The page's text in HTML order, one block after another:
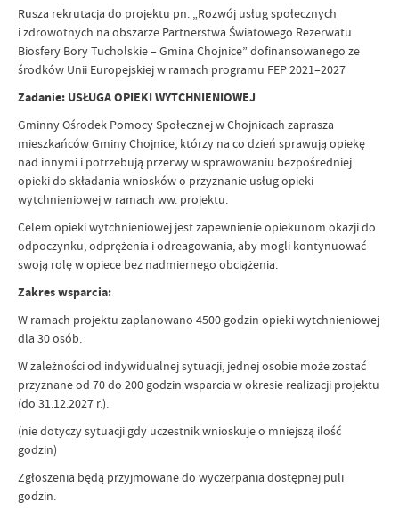
Rusza rekrutacja do projektu pn. „Rozwój usług społecznych
i zdrowotnych na obszarze Partnerstwa Światowego Rezerwatu
Biosfery Bory Tucholskie – Gmina Chojnice” dofinansowanego ze
środków Unii Europejskiej w ramach programu FEP 2021–2027
Zadanie: USŁUGA OPIEKI WYTCHNIENIOWEJ
Gminny Ośrodek Pomocy Społecznej w Chojnicach zaprasza
mieszkańców Gminy Chojnice, którzy na co dzień sprawują opiekę
nad innymi i potrzebują przerwy w sprawowaniu bezpośredniej
opieki do składania wniosków o przyznanie usług opieki
wytchnieniowej w ramach ww. projektu.
Celem opieki wytchnieniowej jest zapewnienie opiekunom okazji do
odpoczynku, odprężenia i odreagowania, aby mogli kontynuować
swoją rolę w opiece bez nadmiernego obciążenia.
Zakres wsparcia:
W ramach projektu zaplanowano 4500 godzin opieki wytchnieniowej
dla 30 osób.
W zależności od indywidualnej sytuacji, jednej osobie może zostać
przyznane od 70 do 200 godzin wsparcia w okresie realizacji projektu
(do 31.12.2027 r.).
(nie dotyczy sytuacji gdy uczestnik wnioskuje o mniejszą ilość
godzin)
Zgłoszenia będą przyjmowane do wyczerpania dostępnej puli
godzin.